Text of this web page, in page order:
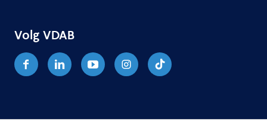
Volg VDAB
FacebookLinkedinYoutubeInstagram